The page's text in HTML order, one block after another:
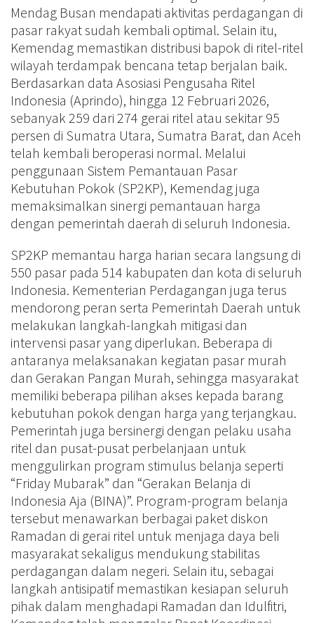
Mendag Busan mendapati aktivitas perdagangan di
pasar rakyat sudah kembali optimal. Selain itu,
Kemendag memastikan distribusi bapok di ritel-ritel
wilayah terdampak bencana tetap berjalan baik.
Berdasarkan data Asosiasi Pengusaha Ritel
Indonesia (Aprindo), hingga 12 Februari 2026,
sebanyak 259 dari 274 gerai ritel atau sekitar 95
persen di Sumatra Utara, Sumatra Barat, dan Aceh
telah kembali beroperasi normal. Melalui
penggunaan Sistem Pemantauan Pasar
Kebutuhan Pokok (SP2KP), Kemendag juga
memaksimalkan sinergi pemantauan harga
dengan pemerintah daerah di seluruh Indonesia.
SP2KP memantau harga harian secara langsung di
550 pasar pada 514 kabupaten dan kota di seluruh
Indonesia. Kementerian Perdagangan juga terus
mendorong peran serta Pemerintah Daerah untuk
melakukan langkah-langkah mitigasi dan
intervensi pasar yang diperlukan. Beberapa di
antaranya melaksanakan kegiatan pasar murah
dan Gerakan Pangan Murah, sehingga masyarakat
memiliki beberapa pilihan akses kepada barang
kebutuhan pokok dengan harga yang terjangkau.
Pemerintah juga bersinergi dengan pelaku usaha
ritel dan pusat-pusat perbelanjaan untuk
menggulirkan program stimulus belanja seperti
“Friday Mubarak” dan “Gerakan Belanja di
Indonesia Aja (BINA)”. Program-program belanja
tersebut menawarkan berbagai paket diskon
Ramadan di gerai ritel untuk menjaga daya beli
masyarakat sekaligus mendukung stabilitas
perdagangan dalam negeri. Selain itu, sebagai
langkah antisipatif memastikan kesiapan seluruh
pihak dalam menghadapi Ramadan dan Idulfitri,